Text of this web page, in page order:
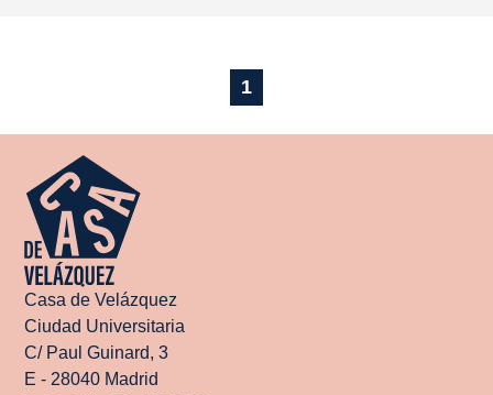
1
Casa de Velázquez
Ciudad Universitaria
C/ Paul Guinard, 3
E - 28040 Madrid